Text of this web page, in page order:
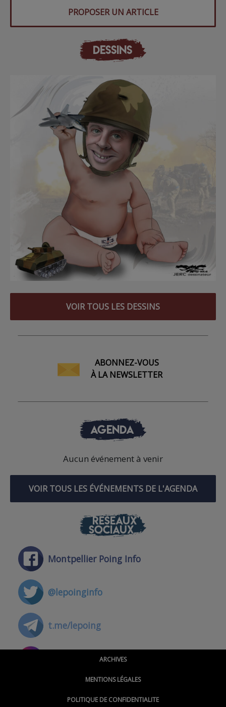
PROPOSER UN ARTICLE
DESSINS
VOIR TOUS LES DESSINS
ABONNEZ-VOUS
À LA NEWSLETTER
AGENDA
Aucun événement à venir
VOIR TOUS LES ÉVÉNEMENTS DE L'AGENDA
RÉSEAUX
SOCIAUX
Montpellier Poing Info
@lepoinginfo
t.me/lepoing
@montpellierpoinginfo
ARCHIVES
MENTIONS LÉGALES
POLITIQUE DE CONFIDENTIALITE